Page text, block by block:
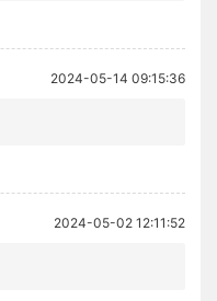
2024-05-14 09:15:36
2024-05-02 12:11:52